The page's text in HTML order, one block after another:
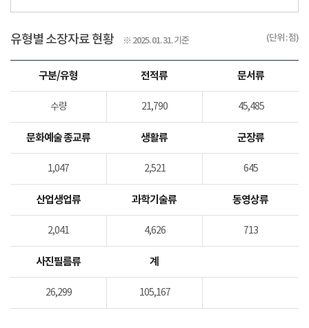
유형별 소장자료 현황 ※ 2025. 01. 31. 기준 (단위 : 점)
구분/유형 전적류 문서류
수량 21,790 45,485
문화예술 종교류 생활류 군장류
1,047 2,521 645
산업생업류 과학기술류 동영상류
2,041 4,626 713
사진필름류 계
26,299 105,167